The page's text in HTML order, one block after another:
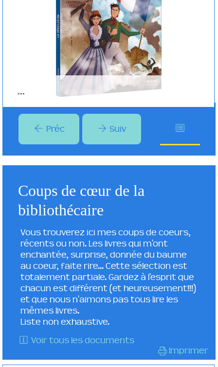
Plus d'infos
...
Préc Suiv
Coups de cœur de la
bibliothécaire
Vous trouverez ici mes coups de coeurs,
récents ou non. Les livres qui m'ont
enchantée, surprise, donnée du baume
au coeur, faite rire... Cette sélection est
totalement partiale. Gardez à l'esprit que
chacun est différent (et heureusement!!!)
et que nous n'aimons pas tous lire les
mêmes livres.
Liste non exhaustive.
Voir tous les documents
Imprimer